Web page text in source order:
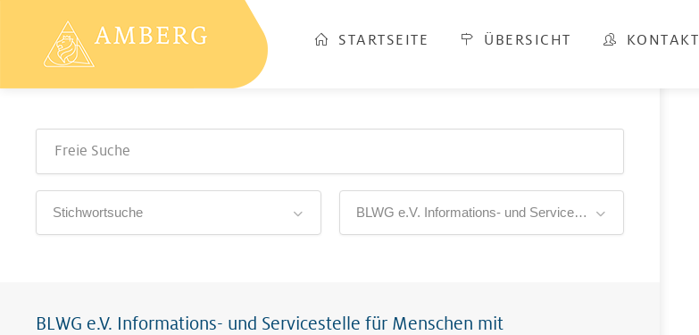
STARTSEITE ÜBERSICHT KONTAKT
Stichwortsuche BLWG e.V. Informations- und Servicestelle für Menschen mit Hörbehinderung im Bezirk Oberpfalz
BLWG e.V. Informations- und Servicestelle für Menschen mit